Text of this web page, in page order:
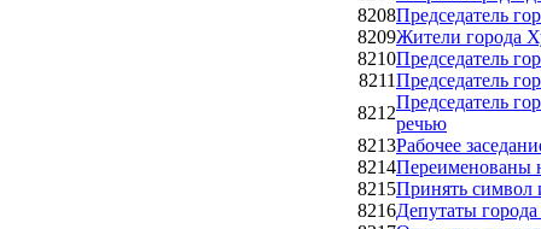
8208Председатель
8209Жители города
8210Председатель
8211Председатель
8212
Председатель
речью
8213Рабочее
8214Переименованы
8215Принять символ
8216Депутаты